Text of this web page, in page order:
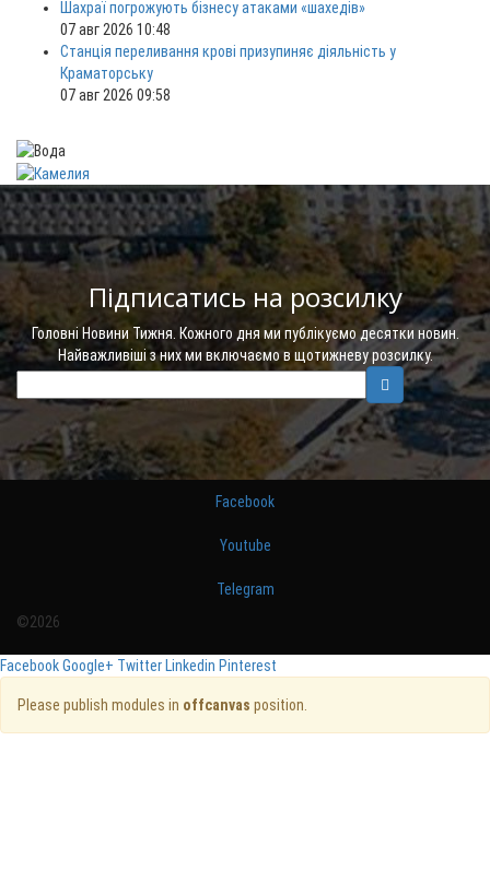
Шахраї погрожують бізнесу атаками «шахедів»
07 авг 2026 10:48
Станція переливання крові призупиняє діяльність у
Краматорську
07 авг 2026 09:58
Підписатись на розсилку
Головні Новини Тижня. Кожного дня ми публікуємо десятки новин.
Найважливіші з них ми включаємо в щотижневу розсилку.
Facebook
Youtube
Telegram
©2026
FacebookGoogle+ Twitter Linkedin Pinterest
Please publish modules in offcanvas position.